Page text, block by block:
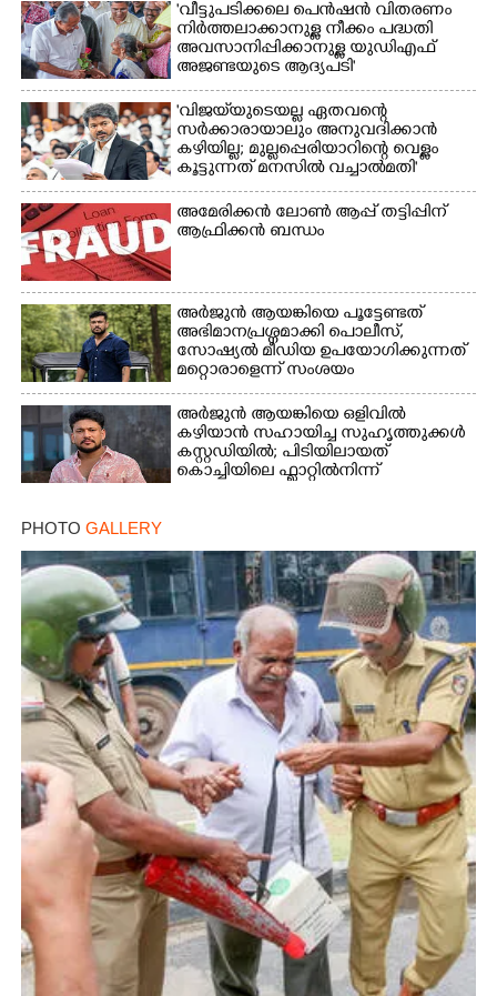
'വീട്ടുപടിക്കലെ പെൻഷൻ വിതരണം
നിർത്തലാക്കാനുള്ള നീക്കം പദ്ധതി
അവസാനിപ്പിക്കാനുള്ള യുഡിഎഫ്
അജണ്ടയുടെ ആദ്യപടി'
'വിജയ്‌യുടെയല്ല ഏതവന്റെ
സർക്കാരായാലും അനുവദിക്കാൻ
കഴിയില്ല; മുല്ലപ്പെരിയാറിന്റെ വെള്ളം
കൂട്ടുന്നത് മനസിൽ വച്ചാൽമതി'
അമേരിക്കൻ ലോൺ ആപ്പ് തട്ടിപ്പിന്
ആഫ്രിക്കൻ ബന്ധം
അർജുൻ ആയങ്കിയെ പൂട്ടേണ്ടത്
അഭിമാനപ്രശ്നമാക്കി പൊലീസ്,
സാേഷ്യൽ മീഡിയ ഉപയോഗിക്കുന്നത്
മറ്റൊരാളെന്ന് സംശയം
അർജുൻ ആയങ്കിയെ ഒളിവിൽ
കഴിയാൻ സഹായിച്ച സുഹൃത്തുക്കൾ
കസ്റ്റഡിയിൽ; പിടിയിലായത്
കൊച്ചിയിലെ ഫ്ലാറ്റിൽനിന്ന്
PHOTO GALLERY